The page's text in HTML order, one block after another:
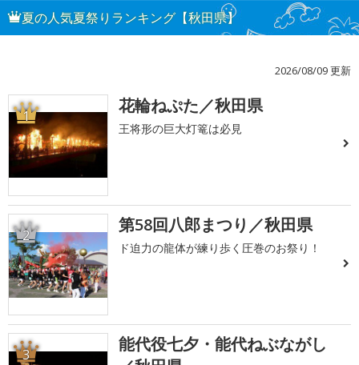
夏の人気夏祭りランキング【秋田県】
2026/08/09 更新
1 花輪ねぷた／秋田県
王将形の巨大灯篭は必見
2 第58回八郎まつり／秋田県
ド迫力の龍体が練り歩く圧巻のお祭り！
3
能代役七夕・能代ねぶながし